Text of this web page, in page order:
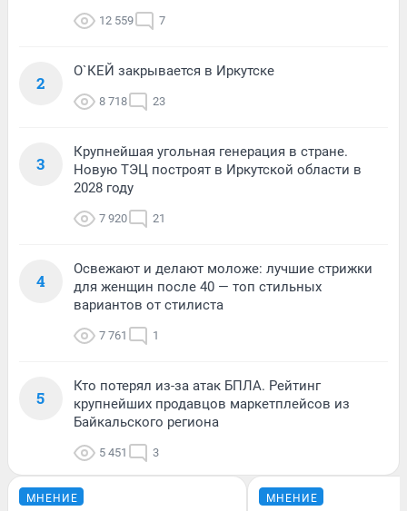
12 559 7
2
О`КЕЙ закрывается в Иркутске
8 718 23
3
Крупнейшая угольная генерация в стране.
Новую ТЭЦ построят в Иркутской области в
2028 году
7 920 21
4
Освежают и делают моложе: лучшие стрижки
для женщин после 40 — топ стильных
вариантов от стилиста
7 761 1
5
Кто потерял из-за атак БПЛА. Рейтинг
крупнейших продавцов маркетплейсов из
Байкальского региона
5 451 3
МНЕНИЕ МНЕНИЕ